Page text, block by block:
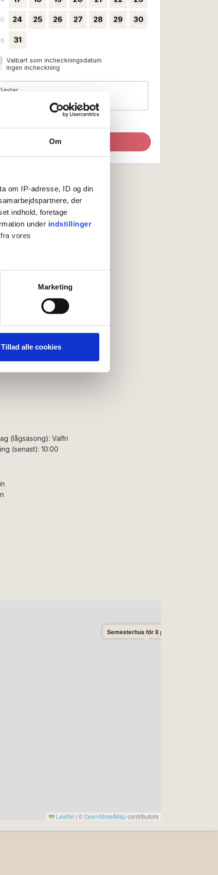
Om
om IP-adresse, ID og din
der
indhold, foretage
under indstillinger
vores
og til at analysere
for sociale medier,
Marketing
Tillad alle cookies
24 25 26 27 28 29 30
31
Valbart som incheckningsdatum
Ingen incheckning
Uppdatera sök
(lågsäsong): Valfri
(senast): 10:00
Semesterhus för 8 personer
Leaflet | ©OpenStreetMapcontributors